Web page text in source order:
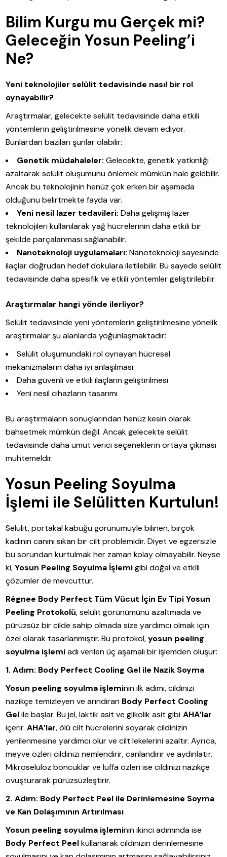
Bilim Kurgu mu Gerçek mi?
Geleceğin Yosun Peeling’i
Ne?
Yeni teknolojiler selülit tedavisinde nasıl bir rol
oynayabilir?
Araştırmalar, gelecekte selülit tedavisinde daha etkili
yöntemlerin geliştirilmesine yönelik devam ediyor.
Bunlardan bazıları şunlar olabilir:
Genetik müdahaleler: Gelecekte, genetik yatkınlığı
azaltarak selülit oluşumunu önlemek mümkün hale gelebilir.
Ancak bu teknolojinin henüz çok erken bir aşamada
olduğunu belirtmekte fayda var.
Yeni nesil lazer tedavileri: Daha gelişmiş lazer
teknolojileri kullanılarak yağ hücrelerinin daha etkili bir
şekilde parçalanması sağlanabilir.
Nanoteknoloji uygulamaları: Nanoteknoloji sayesinde
ilaçlar doğrudan hedef dokulara iletilebilir. Bu sayede selülit
tedavisinde daha spesifik ve etkili yöntemler geliştirilebilir.
Araştırmalar hangi yönde ilerliyor?
Selülit tedavisinde yeni yöntemlerin geliştirilmesine yönelik
araştırmalar şu alanlarda yoğunlaşmaktadır:
Selülit oluşumundaki rol oynayan hücresel
mekanizmaların daha iyi anlaşılması
Daha güvenli ve etkili ilaçların geliştirilmesi
Yeni nesil cihazların tasarımı
Bu araştırmaların sonuçlarından henüz kesin olarak
bahsetmek mümkün değil. Ancak gelecekte selülit
tedavisinde daha umut verici seçeneklerin ortaya çıkması
muhtemeldir.
Yosun Peeling Soyulma
İşlemi ile Selülitten Kurtulun!
Selülit, portakal kabuğu görünümüyle bilinen, birçok
kadının canını sıkan bir cilt problemidir. Diyet ve egzersizle
bu sorundan kurtulmak her zaman kolay olmayabilir. Neyse
ki,Yosun Peeling Soyulma İşlemigibi doğal ve etkili
çözümler de mevcuttur.
Régnee Body Perfect Tüm Vücut İçin Ev Tipi Yosun
Peeling Protokolü, selülit görünümünü azaltmada ve
pürüzsüz bir cilde sahip olmada size yardımcı olmak için
özel olarak tasarlanmıştır. Bu protokol,yosun peeling
soyulma işlemiadı verilen üç aşamalı bir işlemden oluşur:
1. Adım: Body Perfect Cooling Gel ile Nazik Soyma
Yosun peeling soyulma işleminin ilk adımı, cildinizi
nazikçe temizleyen ve arındıran Body Perfect Cooling
Gelile başlar. Bu jel, laktik asit ve glikolik asit gibi AHA’lar
içerir.AHA’lar, ölü cilt hücrelerini soyarak cildinizin
yenilenmesine yardımcı olur ve cilt lekelerini azaltır. Ayrıca,
meyve özleri cildinizi nemlendirir, canlandırır ve aydınlatır.
Mikroselüloz boncuklar ve luffa özleri ise cildinizi nazikçe
ovuşturarak pürüzsüzleştirir.
2. Adım: Body Perfect Peel ile Derinlemesine Soyma
ve Kan Dolaşımının Artırılması
Yosun peeling soyulma işleminin ikinci adımında ise
Body Perfect Peelkullanarak cildinizin derinlemesine